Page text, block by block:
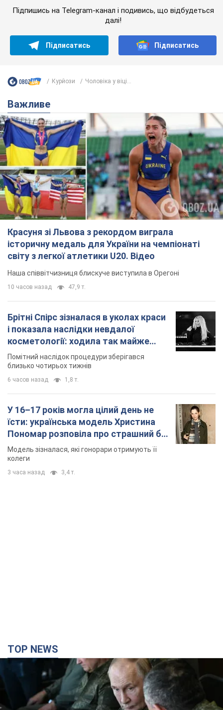
Підпишись на Telegram-канал і подивись, що відбудеться
далі!
Підписатись Підписатись
Курйози Чоловіка у віці...
Важливе
Красуня зі Львова з рекордом виграла
історичну медаль для України на чемпіонаті
світу з легкої атлетики U20. Відео
Наша співвітчизниця блискуче виступила в Орегоні
10 часов назад 47,9 т.
Брітні Спірс зізналася в уколах краси
і показала наслідки невдалої
косметології: ходила так майже
місяць
Помітний наслідок процедури зберігався
близько чотирьох тижнів
6 часов назад 1,8 т.
У 16–17 років могла цілий день не
їсти: українська модель Христина
Пономар розповіла про страшний бік
модельної кар’єри
Модель зізналася, які гонорари отримують її
колеги
3 часа назад 3,4 т.
TOP NEWS